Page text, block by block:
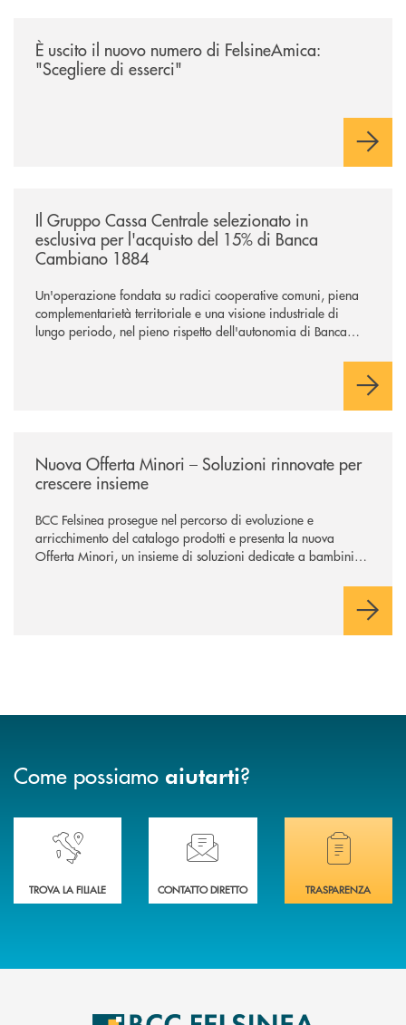
È uscito il nuovo numero di FelsineAmica:
"Scegliere di esserci"
Il Gruppo Cassa Centrale selezionato in
esclusiva per l'acquisto del 15% di Banca
Cambiano 1884
Un'operazione fondata su radici cooperative comuni, piena
complementarietà territoriale e una visione industriale di
lungo periodo, nel pieno rispetto dell'autonomia di Banca
negoziazione esclusiva per la finalizzazione dell’operazione.
Nuova Offerta Minori – Soluzioni rinnovate per
crescere insieme
BCC Felsinea prosegue nel percorso di evoluzione e
arricchimento del catalogo prodotti e presenta la nuova
Offerta Minori, un insieme di soluzioni dedicate a bambini e
sviluppo di una relazione consapevole con il denaro, sempre
Come possiamo aiutarti?
Accedi all' elenco completo delle nostre&nbsp; filiali .
TROVA LA FILIALE
Ti serve assistenza immediata? Contattaci!
CONTATTO DIRETTO
Hai bisogno di
TRASPARENZA